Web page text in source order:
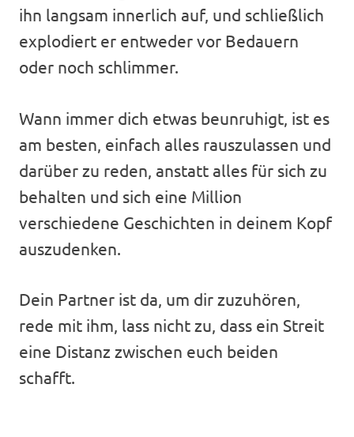
ihn langsam innerlich auf, und schließlich
explodiert er entweder vor Bedauern
oder noch schlimmer.
Wann immer dich etwas beunruhigt, ist es
am besten, einfach alles rauszulassen und
darüber zu reden, anstatt alles für sich zu
behalten und sich eine Million
verschiedene Geschichten in deinem Kopf
auszudenken.
Dein Partner ist da, um dir zuzuhören,
rede mit ihm, lass nicht zu, dass ein Streit
eine Distanz zwischen euch beiden
schafft.